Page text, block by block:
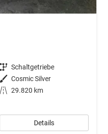
Getriebe Schaltgetriebe
Außenfarbe Cosmic Silver
Kilometerstand 29.820 km
Details